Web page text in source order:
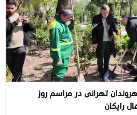
تهرانی در مراسم روز
رایگان